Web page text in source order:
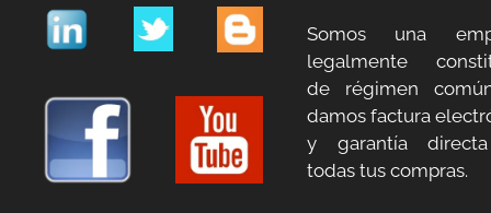
Somos una
legalmente
de régimen
damos factura
y garantía
todas tus compras.